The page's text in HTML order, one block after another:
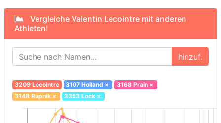
Vergleiche Valentin Lecointre mit anderen
Athleten!
hinzuf.
3209 Lecointre 3107 Holland × 3168 Prain×
3148 Rupnik× 3353 Lock ×